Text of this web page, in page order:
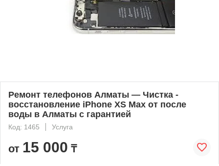
Ремонт телефонов Алматы — Чистка -
восстановление iPhone XS Max от после
воды в Алматы с гарантией
Код: 1465 Услуга
от 15 000 ₸